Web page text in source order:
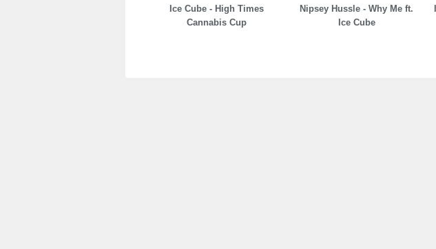
Ice Cube - High Times
Cannabis Cup
Nipsey Hussle - Why Me ft.
Ice Cube